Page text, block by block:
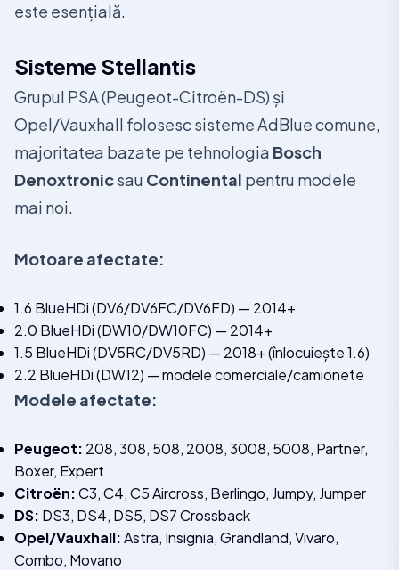
este esențială.
Sisteme Stellantis
Grupul PSA (Peugeot-Citroën-DS) și
Opel/Vauxhall folosesc sisteme AdBlue comune,
majoritatea bazate pe tehnologia Bosch
Denoxtronicsau Continental pentru modele
mai noi.
Motoare afectate:
1.6 BlueHDi (DV6/DV6FC/DV6FD) — 2014+
2.0 BlueHDi (DW10/DW10FC) — 2014+
1.5 BlueHDi (DV5RC/DV5RD) — 2018+ (înlocuiește 1.6)
2.2 BlueHDi (DW12) — modele comerciale/camionete
Modele afectate:
Peugeot: 208, 308, 508, 2008, 3008, 5008, Partner,
Boxer, Expert
Citroën:C3, C4, C5 Aircross, Berlingo, Jumpy, Jumper
DS: DS3, DS4, DS5, DS7 Crossback
Opel/Vauxhall:Astra, Insignia, Grandland, Vivaro,
Combo, Movano